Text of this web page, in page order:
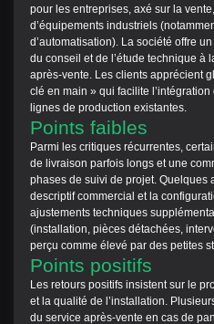
pour les entreprises, axé sur la
d’équipements industriels
d’automatisation). La société offre
du conseil et de l’étude technique à
après‑vente. Les clients apprécient
clé en main » qui facilite
lignes de production existantes.
Points faibles
Parmi les critiques récurrentes,
de livraison parfois longs et une
phases de suivi de projet. Quelques
descriptif commercial et la
ajustements techniques
(installation, pièces détachées,
perçu comme élevé par des petites
Points positifs
Les retours positifs insistent sur le
et la qualité de l’installation.
du service après‑vente en cas de